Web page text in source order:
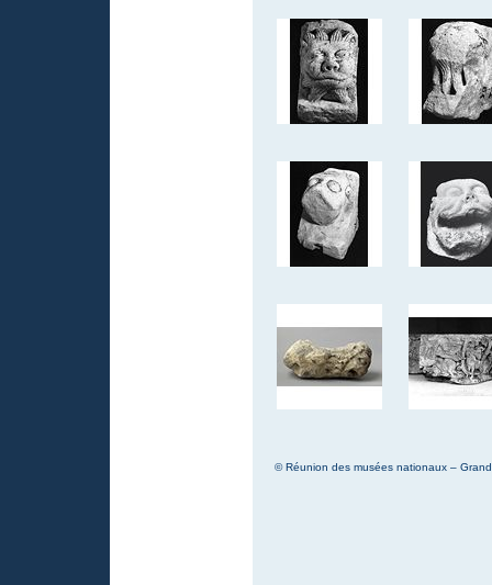
© Réunion des musées nationaux –